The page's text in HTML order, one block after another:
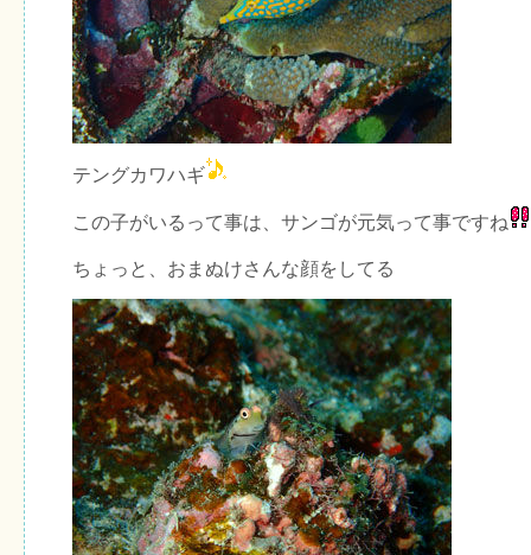
テングカワハギ
この子がいるって事は、サンゴが元気って事ですね
ちょっと、おまぬけさんな顔をしてる